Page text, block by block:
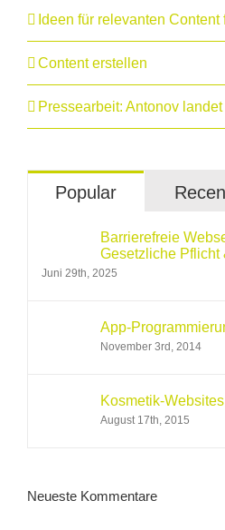
Ideen für relevanten Content
Content erstellen
Pressearbeit: Antonov
Popular
Barrierefreie
Gesetzliche Pflicht
Juni 29th, 2025
App-
November 3rd, 2014
Kosmetik-
August 17th, 2015
Neueste Kommentare